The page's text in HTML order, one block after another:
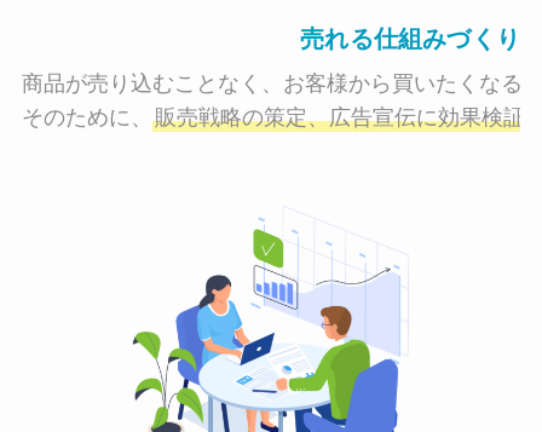
売れる仕組みづくり
商品が売り込むことなく、お客様から買いたくなる
そのために、 販売戦略の策定、広告宣伝に効果検証